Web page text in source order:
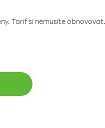
Tarif si nemusíte